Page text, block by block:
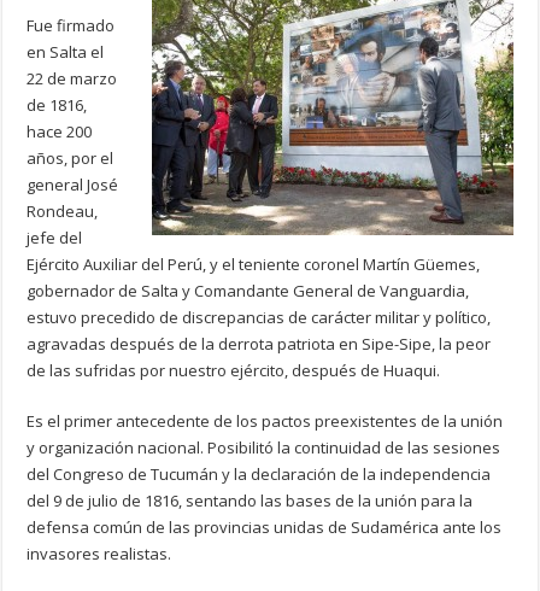
Fue firmado
en Salta el
22 de marzo
de 1816,
hace 200
años, por el
general José
Rondeau,
jefe del
Ejército Auxiliar del Perú, y el teniente coronel Martín Güemes,
gobernador de Salta y Comandante General de Vanguardia,
estuvo precedido de discrepancias de carácter militar y político,
agravadas después de la derrota patriota en Sipe-Sipe, la peor
de las sufridas por nuestro ejército, después de Huaqui.
Es el primer antecedente de los pactos preexistentes de la unión
y organización nacional. Posibilitó la continuidad de las sesiones
del Congreso de Tucumán y la declaración de la independencia
del 9 de julio de 1816, sentando las bases de la unión para la
defensa común de las provincias unidas de Sudamérica ante los
invasores realistas.